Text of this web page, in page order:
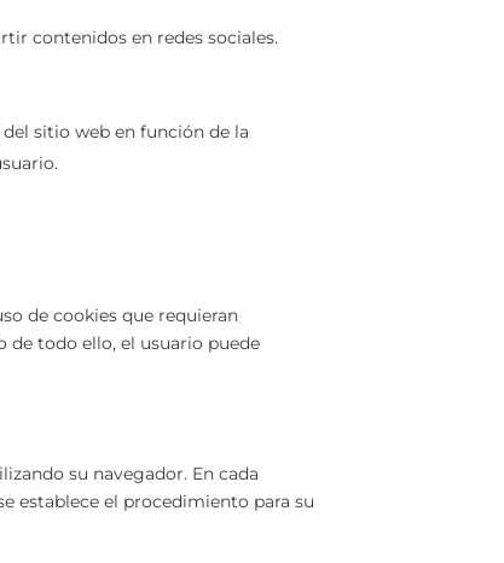
contenidos en redes sociales.
sitio web en función de la
de cookies que requieran
de todo ello, el usuario puede
su navegador. En cada
establece el procedimiento para su